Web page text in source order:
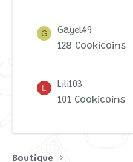
G Gayel49
128 Cookicoins
L Lili103
101 Cookicoins
Boutique